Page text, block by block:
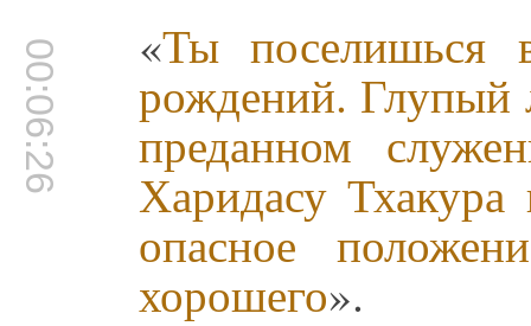
00:06:26 «Ты поселишься
рождений. Глупый
преданном
Харидасу
опасное
хорошего».